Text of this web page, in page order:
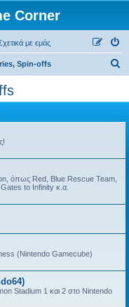
Corner
με εμάς
Spin-offs
όπως Red, Blue Rescue Team,
to Infinity κ.α.
(Nintendo Gamecube)
Stadium 1 και 2 στο Nintendo